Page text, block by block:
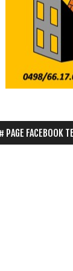
PAGE FACEBOOK